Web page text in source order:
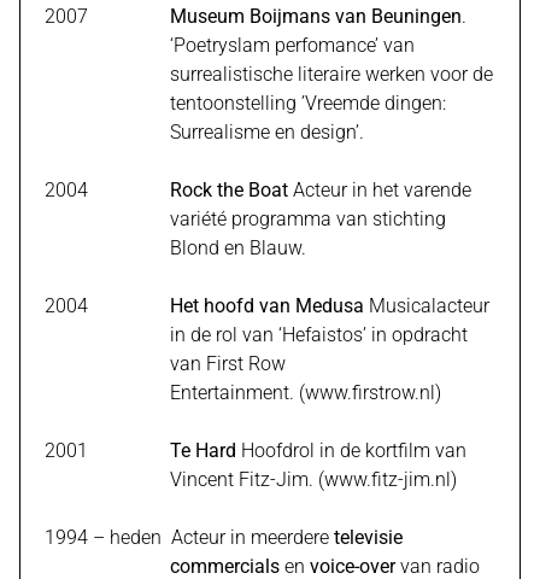
2007 Museum Boijmans van Beuningen.
‘Poetryslam perfomance’ van
surrealistische literaire werken voor de
tentoonstelling ’Vreemde dingen:
Surrealisme en design’.
2004 Rock the Boat Acteur in het varende
variété programma van stichting
Blond en Blauw.
2004 Het hoofd van Medusa Musicalacteur
in de rol van ‘Hefaistos’ in opdracht
van First Row
Entertainment. (www.firstrow.nl)
2001 Te Hard Hoofdrol in de kortfilm van
Vincent Fitz-Jim. (www.fitz-jim.nl)
1994 – heden Acteur in meerdere televisie
commercials en voice-overvan radio